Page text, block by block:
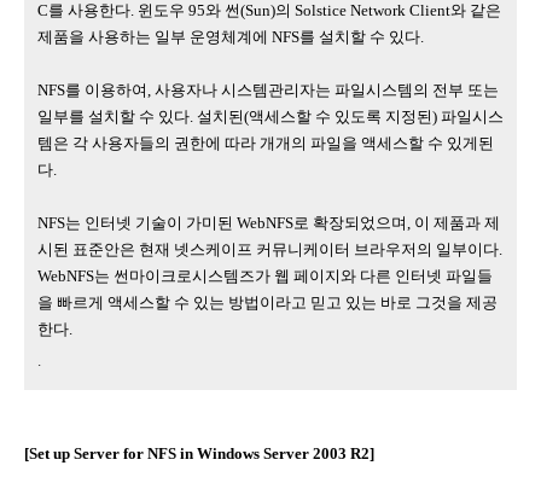
C를 사용한다. 윈도우 95와 썬(Sun)의 Solstice Network Client와 같은
제품을 사용하는 일부 운영체계에 NFS를 설치할 수 있다.
NFS를 이용하여, 사용자나 시스템관리자는 파일시스템의 전부 또는
일부를 설치할 수 있다. 설치된(액세스할 수 있도록 지정된) 파일시스
템은 각 사용자들의 권한에 따라 개개의 파일을 액세스할 수 있게된
다.
NFS는 인터넷 기술이 가미된 WebNFS로 확장되었으며, 이 제품과 제
시된 표준안은 현재 넷스케이프 커뮤니케이터 브라우저의 일부이다.
WebNFS는 썬마이크로시스템즈가 웹 페이지와 다른 인터넷 파일들
을 빠르게 액세스할 수 있는 방법이라고 믿고 있는 바로 그것을 제공
한다.
.
[Set up Server for NFS in Windows Server 2003 R2]